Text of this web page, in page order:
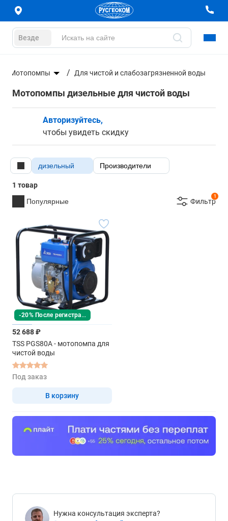
Везде
Мотопомпы Для чистой и слабозагрязненной воды
Мотопомпы дизельные для чистой воды
Авторизуйтесь,
чтобы увидеть скидку
дизельный Производители
1 товар
Популярные
1
Фильтр
-20% После регистрации
52 688 ₽
TSS PGS80A - мотопомпа для
чистой воды
Под заказ
В корзину
Нужна консультация эксперта?